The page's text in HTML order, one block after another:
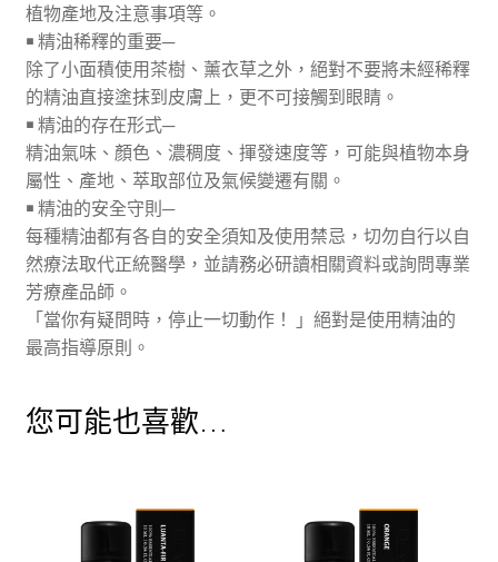
植物產地及注意事項等。
￭ 精油稀釋的重要─
除了小面積使用茶樹、薰衣草之外，絕對不要將未經稀釋
的精油直接塗抹到皮膚上，更不可接觸到眼睛。
￭ 精油的存在形式─
精油氣味、顏色、濃稠度、揮發速度等，可能與植物本身
屬性、產地、萃取部位及氣候變遷有關。
￭ 精油的安全守則─
每種精油都有各自的安全須知及使用禁忌，切勿自行以自
然療法取代正統醫學，並請務必研讀相關資料或詢問專業
芳療產品師。
「當你有疑問時，停止一切動作！ 」絕對是使用精油的
最高指導原則。
您可能也喜歡…